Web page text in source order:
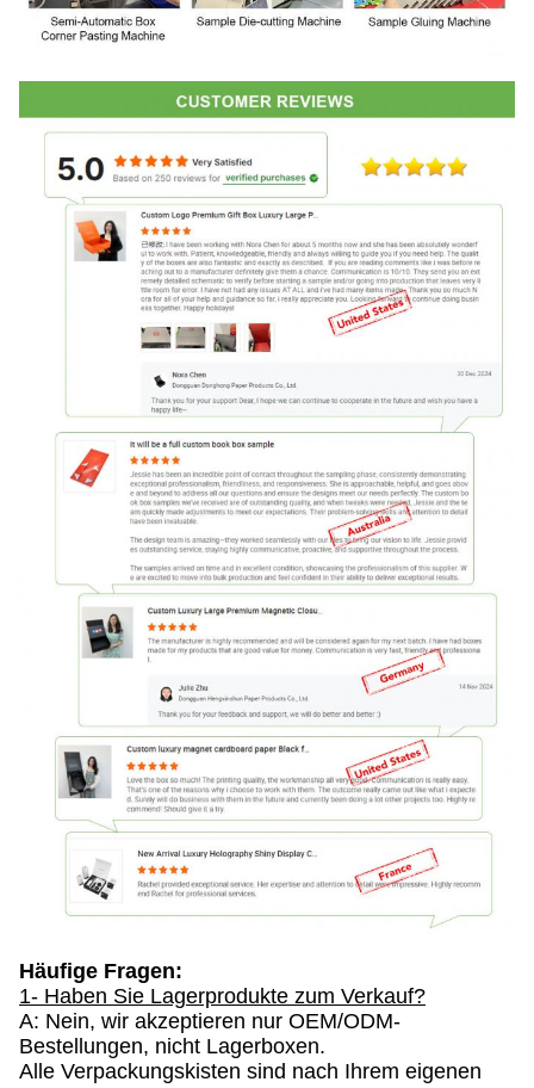
Häufige Fragen:
1- Haben Sie Lagerprodukte zum Verkauf?
A: Nein, wir akzeptieren nur OEM/ODM-
Bestellungen, nicht Lagerboxen.
Alle Verpackungskisten sind nach Ihrem eigenen